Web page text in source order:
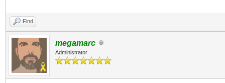
Find
megamarc
Administrator